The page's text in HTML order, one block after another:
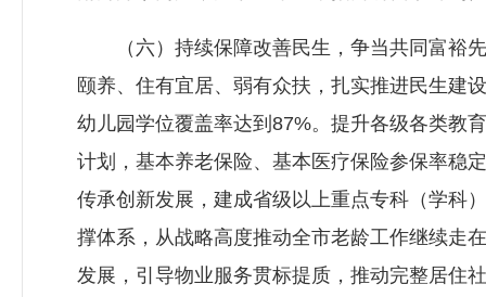
（六）持续保障改善民生，争当共同富裕先
颐养、住有宜居、弱有众扶，扎实推进民生建
幼儿园学位覆盖率达到87%。提升各级各类教
计划，基本养老保险、基本医疗保险参保率稳
传承创新发展，建成省级以上重点专科（学科
撑体系，从战略高度推动全市老龄工作继续走
发展，引导物业服务贯标提质，推动完整居住